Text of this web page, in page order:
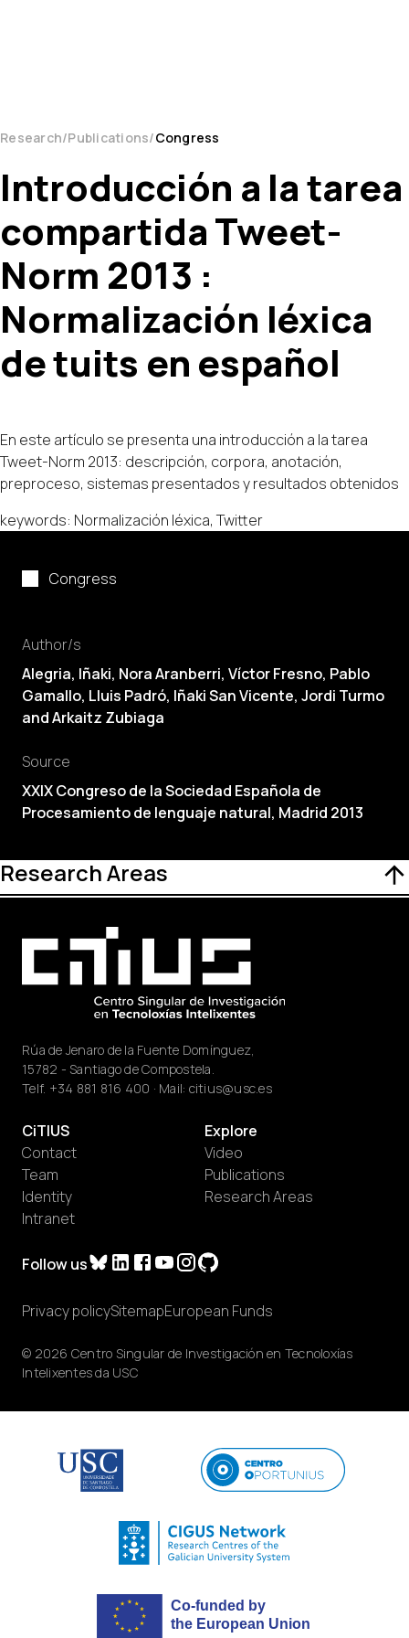
Research Publications Congress
Congress
Author/s
Alegria, Iñaki, Nora Aranberri, Víctor Fresno, Pablo
Gamallo, Lluis Padró, Iñaki San Vicente, Jordi Turmo
and Arkaitz Zubiaga
Source
XXIX Congreso de la Sociedad Española de
Procesamiento de lenguaje natural, Madrid 2013
Research Areas
Introducción a la tarea
compartida Tweet-
Norm 2013 :
Normalización léxica
de tuits en español
En este artículo se presenta una introducción a la tarea
Tweet-Norm 2013: descripción, corpora, anotación,
preproceso, sistemas presentados y resultados obtenidos
keywords: Normalización léxica, Twitter
Rúa de Jenaro de la Fuente Domínguez,
15782 - Santiago de Compostela.
Telf. +34 881 816 400 · Mail: citius@usc.es
Follow us
CiTIUS
Contact
Team
Identity
Intranet
Explore
Video
Publications
Research Areas
© 2026 Centro Singular de Investigación en Tecnoloxías
Intelixentes da USC
Privacy policySitemapEuropean Funds